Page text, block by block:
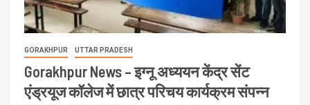
GORAKHPUR UTTAR PRADESH
Gorakhpur News – इग्नू अध्ययन केंद्र सेंट
एंड्रयूज कॉलेज में छात्र परिचय कार्यक्रम संपन्न